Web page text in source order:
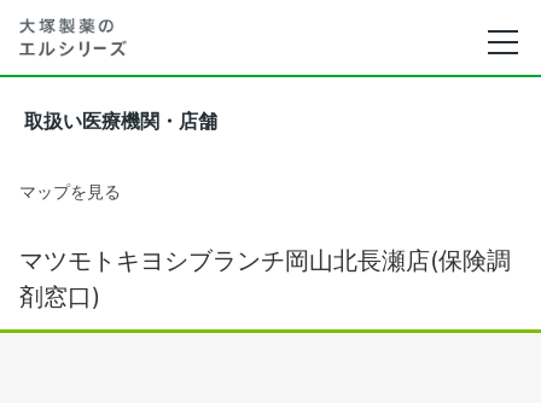
取扱い医療機関・店舗
マップを見る
マツモトキヨシブランチ岡山北長瀬店(保険調
剤窓口)